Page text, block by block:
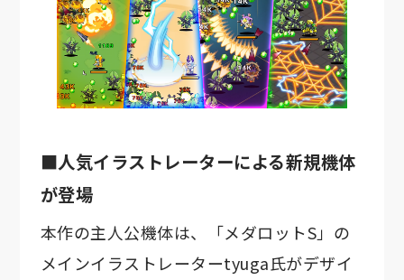
■人気イラストレーターによる新規機体
が登場
本作の主人公機体は、「メダロットS」の
メインイラストレーターtyuga氏がデザイ